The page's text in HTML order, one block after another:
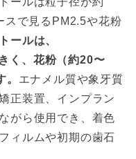
スで見るPM2.5や花粉
ールは、
く、花粉（約20〜
エナメル質や象牙質
正装置、インプラン
がら使用でき、着色
ィルムや初期の歯石